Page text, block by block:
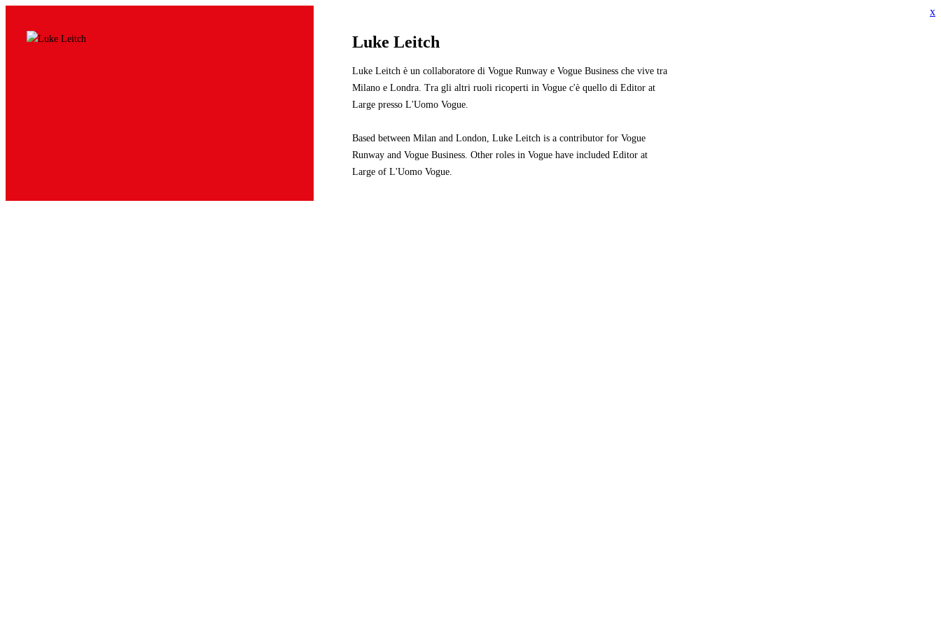
x
Luke Leitch
Luke Leitch è un collaboratore di Vogue Runway e Vogue Business che vive tra
Milano e Londra. Tra gli altri ruoli ricoperti in Vogue c'è quello di Editor at
Large presso L'Uomo Vogue.
Based between Milan and London, Luke Leitch is a contributor for Vogue
Runway and Vogue Business. Other roles in Vogue have included Editor at
Large of L'Uomo Vogue.